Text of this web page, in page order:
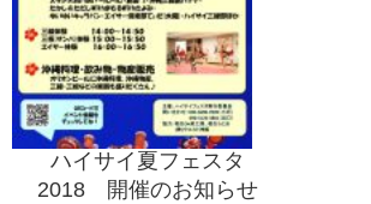
ハイサイ夏フェスタ
2018 開催のお知らせ